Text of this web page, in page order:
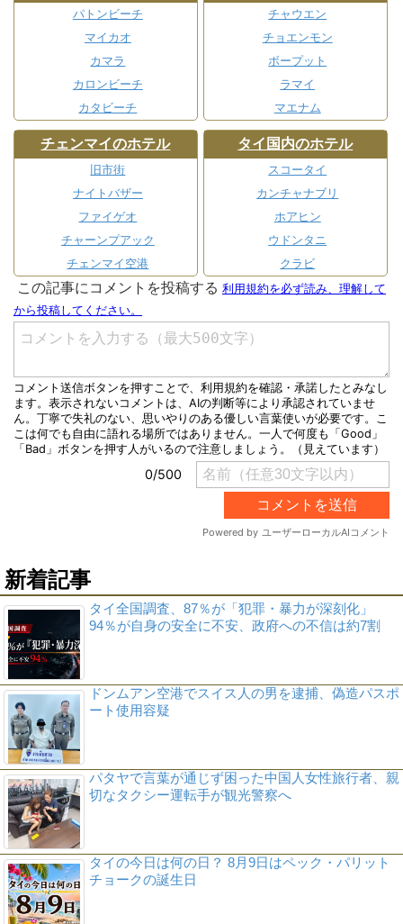
パトンビーチ
マイカオ
カマラ
カロンビーチ
カタビーチ
チャウエン
チョエンモン
ボープット
ラマイ
マエナム
チェンマイのホテル
旧市街
ナイトバザー
ファイゲオ
チャーンプアック
チェンマイ空港
タイ国内のホテル
スコータイ
カンチャナブリ
ホアヒン
ウドンタニ
クラビ
新着記事
タイ全国調査、87％が「犯罪・暴力が深刻化」
94％が自身の安全に不安、政府への不信は約7割
ドンムアン空港でスイス人の男を逮捕、偽造パスポ
ート使用容疑
パタヤで言葉が通じず困った中国人女性旅行者、親
切なタクシー運転手が観光警察へ
タイの今日は何の日？ 8月9日はペック・パリット
チョークの誕生日